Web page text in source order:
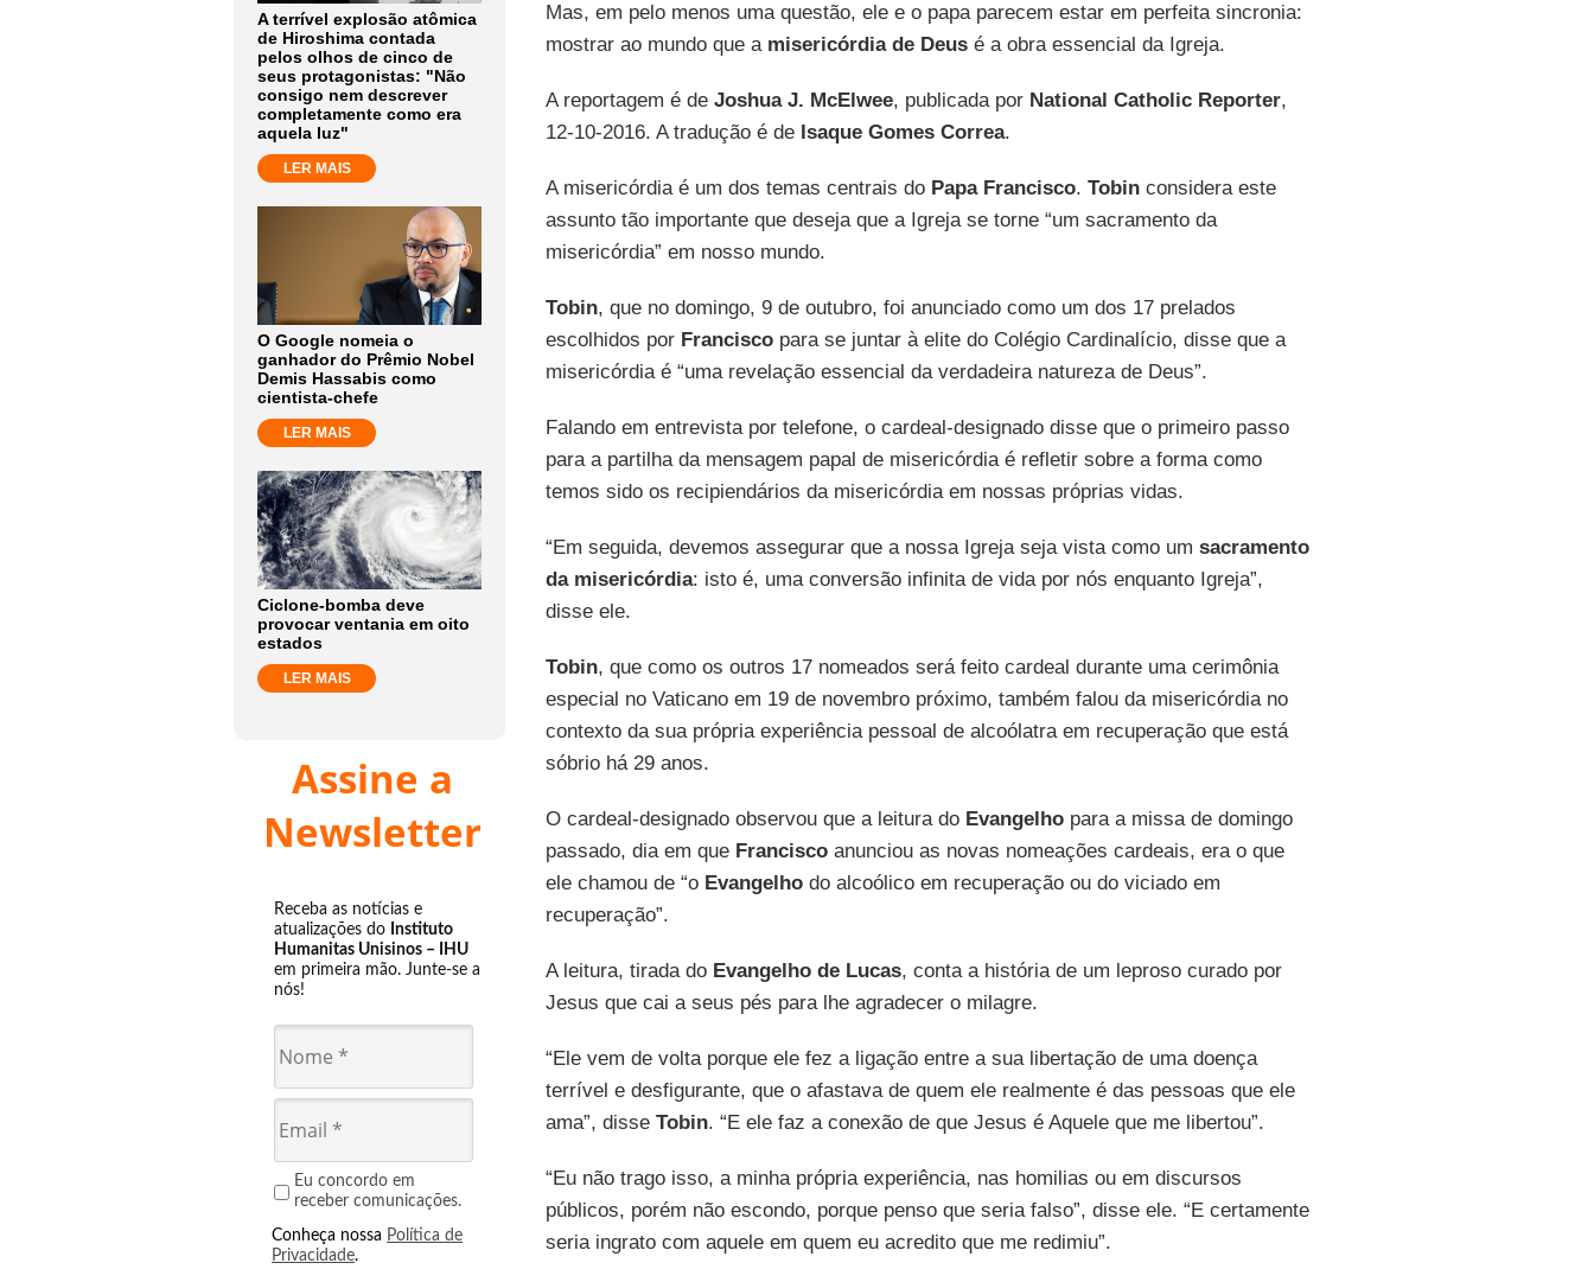
A terrível explosão atômica
de Hiroshima contada
pelos olhos de cinco de
seus protagonistas: "Não
consigo nem descrever
completamente como era
aquela luz"
LER MAIS
O Google nomeia o
ganhador do Prêmio Nobel
Demis Hassabis como
cientista-chefe
LER MAIS
Ciclone-bomba deve
provocar ventania em oito
estados
LER MAIS
Assine a
Newsletter
Receba as notícias e
atualizações do Instituto
Humanitas Unisinos – IHU
em primeira mão. Junte-se a
nós!
Eu concordo em
receber comunicações.
Conheça nossa Política de
Privacidade.
Mas, em pelo menos uma questão, ele e o papa parecem estar em perfeita sincronia:
mostrar ao mundo que a misericórdia de Deusé a obra essencial da Igreja.
A reportagem é de Joshua J. McElwee, publicada por National Catholic Reporter,
12-10-2016. A tradução é de Isaque Gomes Correa.
A misericórdia é um dos temas centrais do Papa Francisco. Tobinconsidera este
assunto tão importante que deseja que a Igreja se torne “um sacramento da
misericórdia” em nosso mundo.
Tobin, que no domingo, 9 de outubro, foi anunciado como um dos 17 prelados
escolhidos por Franciscopara se juntar à elite do Colégio Cardinalício, disse que a
misericórdia é “uma revelação essencial da verdadeira natureza de Deus”.
Falando em entrevista por telefone, o cardeal-designado disse que o primeiro passo
para a partilha da mensagem papal de misericórdia é refletir sobre a forma como
temos sido os recipiendários da misericórdia em nossas próprias vidas.
“Em seguida, devemos assegurar que a nossa Igreja seja vista como um sacramento
da misericórdia: isto é, uma conversão infinita de vida por nós enquanto Igreja”,
disse ele.
Tobin, que como os outros 17 nomeados será feito cardeal durante uma cerimônia
especial no Vaticano em 19 de novembro próximo, também falou da misericórdia no
contexto da sua própria experiência pessoal de alcoólatra em recuperação que está
sóbrio há 29 anos.
O cardeal-designado observou que a leitura do Evangelhopara a missa de domingo
passado, dia em que Franciscoanunciou as novas nomeações cardeais, era o que
ele chamou de “o Evangelhodo alcoólico em recuperação ou do viciado em
recuperação”.
A leitura, tirada doEvangelho de Lucas, conta a história de um leproso curado por
Jesus que cai a seus pés para lhe agradecer o milagre.
“Ele vem de volta porque ele fez a ligação entre a sua libertação de uma doença
terrível e desfigurante, que o afastava de quem ele realmente é das pessoas que ele
ama”, disse Tobin. “E ele faz a conexão de que Jesus é Aquele que me libertou”.
“Eu não trago isso, a minha própria experiência, nas homilias ou em discursos
públicos, porém não escondo, porque penso que seria falso”, disse ele. “E certamente
seria ingrato com aquele em quem eu acredito que me redimiu”.